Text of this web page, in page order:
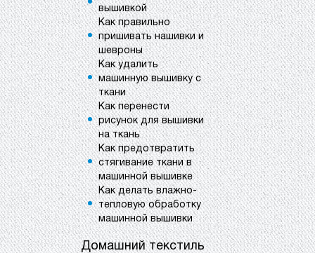
вышивкой
Как правильно
пришивать нашивки и
шевроны
Как удалить
машинную вышивку с
ткани
Как перенести
рисунок для вышивки
на ткань
Как предотвратить
стягивание ткани в
машинной вышивке
Как делать влажно-
тепловую обработку
машинной вышивки
Домашний текстиль